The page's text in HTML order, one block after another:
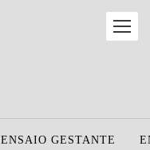
ENSAIO GESTANTE